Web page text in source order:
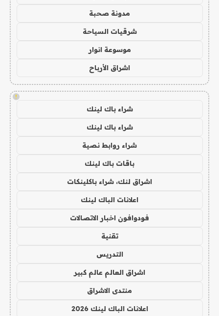
مدونة صحبة
شرقيات السياحة
موسوعة انوار
اشراق الأرباح
!
شراء باك لينك
شراء باك لينك
شراء روابط نصية
باقات باك لينك
اشراق لنك، شراء باكلينكات
اعلانات الباك لينك
فودوافون اخبار الاتصالات
تقنية
التدريس
اشراق العالم عالم كبير
منتدى الاشراق
اعلانات الباك لينك 2026